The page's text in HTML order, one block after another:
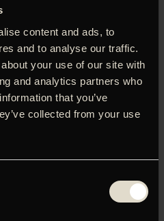
content and ads, to
and to analyse our traffic.
your use of our site with
and analytics partners who
that you’ve
collected from your use
Filmdage på et eksklusivt
filmsnak med Steen Bille og
medvirker i filmen.
Days-festivalen.
) AF CHRISTIAN
– i forjættende smukke
rollelisten og delvist optaget
starter lige efter Anden